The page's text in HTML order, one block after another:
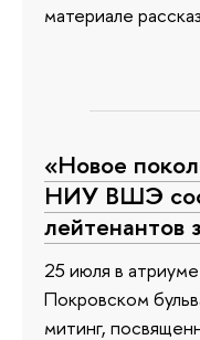
материале
«Новое
НИУ ВШЭ
лейтенантов
25 июля в
Покровском
митинг,